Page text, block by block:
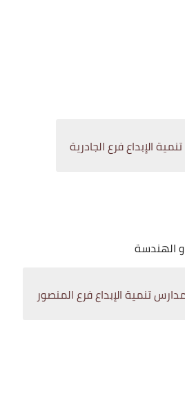
الإبداعفرع الجادرية
الهندسة
تنمية الإبداعفرع المنصور